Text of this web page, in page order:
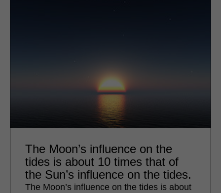
The Moon’s influence on the
tides is about 10 times that of
the Sun’s influence on the tides.
The Moon’s influence on the tides is about